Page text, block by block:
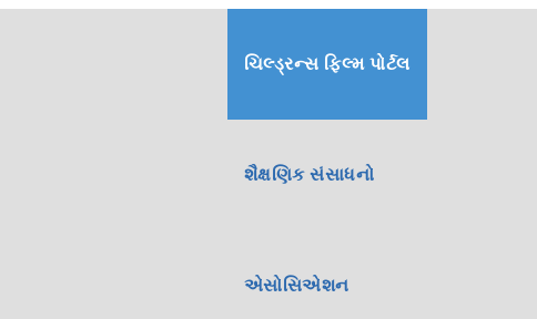
ચિલ્ડ્રન્સ ફિલ્મ પોર્ટલ
શૈક્ષણિક સંસાધનો
એસોસિએશન